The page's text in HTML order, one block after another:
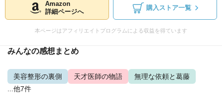
Amazon
詳細ページへ
購入ストア一覧
本ページはアフィリエイトプログラムによる収益を得ています
みんなの感想まとめ
美容整形の裏側 天才医師の物語
無理な依頼と葛藤
...他7件